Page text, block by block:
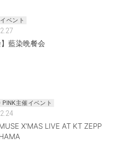
ベント
】藍染晩餐会
PINK主催イベント
X'MAS LIVE AT KT ZEPP